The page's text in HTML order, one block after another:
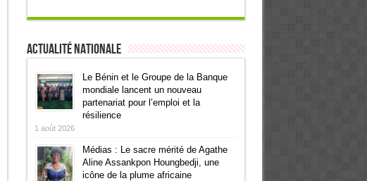
Actualité Nationale
Le Bénin et le Groupe de la Banque
mondiale lancent un nouveau
partenariat pour l’emploi et la
résilience
1 août 2026
Médias : Le sacre mérité de Agathe
Aline Assankpon Houngbedji, une
icône de la plume africaine